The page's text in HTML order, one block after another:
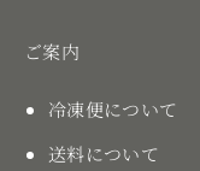
ご案内
冷凍便について
送料について